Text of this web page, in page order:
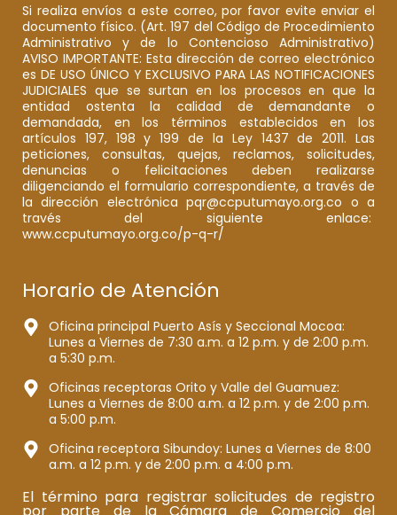
Si realiza envíos a este correo, por favor evite enviar el
documento físico. (Art. 197 del Código de Procedimiento
Administrativo y de lo Contencioso Administrativo)
AVISO IMPORTANTE: Esta dirección de correo electrónico
es DE USO ÚNICO Y EXCLUSIVO PARA LAS NOTIFICACIONES
JUDICIALES que se surtan en los procesos en que la
entidad ostenta la calidad de demandante o
demandada, en los términos establecidos en los
artículos 197, 198 y 199 de la Ley 1437 de 2011. Las
peticiones, consultas, quejas, reclamos, solicitudes,
denuncias o felicitaciones deben realizarse
diligenciando el formulario correspondiente, a través de
la dirección electrónica pqr@ccputumayo.org.co o a
través del siguiente enlace:
www.ccputumayo.org.co/p-q-r/
Horario de Atención
Oficina principal Puerto Asís y Seccional Mocoa:
Lunes a Viernes de 7:30 a.m. a 12 p.m. y de 2:00 p.m.
a 5:30 p.m.
Oficinas receptoras Orito y Valle del Guamuez:
Lunes a Viernes de 8:00 a.m. a 12 p.m. y de 2:00 p.m.
a 5:00 p.m.
Oficina receptora Sibundoy: Lunes a Viernes de 8:00
a.m. a 12 p.m. y de 2:00 p.m. a 4:00 p.m.
El término para registrar solicitudes de registro